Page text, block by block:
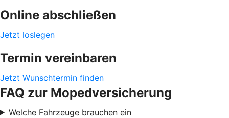
Online abschließen
Jetzt loslegen
Termin vereinbaren
Jetzt Wunschtermin finden
FAQ zur Mopedversicherung
Welche Fahrzeuge brauchen ein